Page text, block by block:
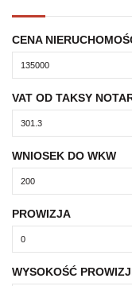
CENA
VAT OD TAKSY
WNIOSEK DO WKW
PROWIZJA
WYSOKOŚĆ